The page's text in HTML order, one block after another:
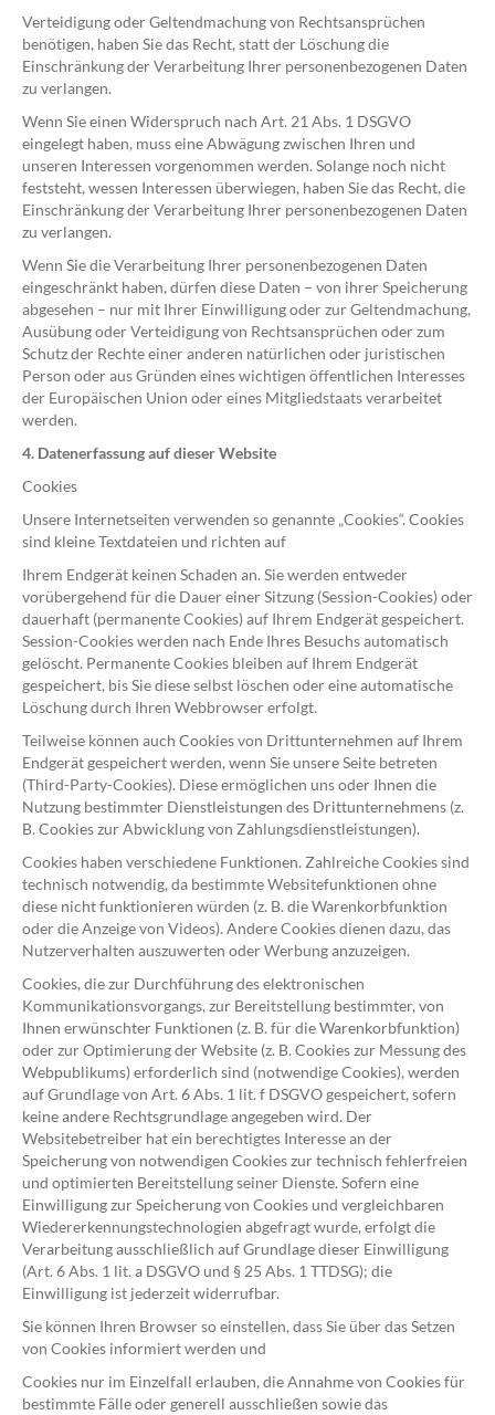
Verteidigung oder Geltendmachung von Rechtsansprüchen
benötigen, haben Sie das Recht, statt der Löschung die
Einschränkung der Verarbeitung Ihrer personenbezogenen Daten
zu verlangen.
Wenn Sie einen Widerspruch nach Art. 21 Abs. 1 DSGVO
eingelegt haben, muss eine Abwägung zwischen Ihren und
unseren Interessen vorgenommen werden. Solange noch nicht
feststeht, wessen Interessen überwiegen, haben Sie das Recht, die
Einschränkung der Verarbeitung Ihrer personenbezogenen Daten
zu verlangen.
Wenn Sie die Verarbeitung Ihrer personenbezogenen Daten
eingeschränkt haben, dürfen diese Daten – von ihrer Speicherung
abgesehen – nur mit Ihrer Einwilligung oder zur Geltendmachung,
Ausübung oder Verteidigung von Rechtsansprüchen oder zum
Schutz der Rechte einer anderen natürlichen oder juristischen
Person oder aus Gründen eines wichtigen öffentlichen Interesses
der Europäischen Union oder eines Mitgliedstaats verarbeitet
werden.
4. Datenerfassung auf dieser Website
Cookies
Unsere Internetseiten verwenden so genannte „Cookies“. Cookies
sind kleine Textdateien und richten auf
Ihrem Endgerät keinen Schaden an. Sie werden entweder
vorübergehend für die Dauer einer Sitzung (Session-Cookies) oder
dauerhaft (permanente Cookies) auf Ihrem Endgerät gespeichert.
Session-Cookies werden nach Ende Ihres Besuchs automatisch
gelöscht. Permanente Cookies bleiben auf Ihrem Endgerät
gespeichert, bis Sie diese selbst löschen oder eine automatische
Löschung durch Ihren Webbrowser erfolgt.
Teilweise können auch Cookies von Drittunternehmen auf Ihrem
Endgerät gespeichert werden, wenn Sie unsere Seite betreten
(Third-Party-Cookies). Diese ermöglichen uns oder Ihnen die
Nutzung bestimmter Dienstleistungen des Drittunternehmens (z.
B. Cookies zur Abwicklung von Zahlungsdienstleistungen).
Cookies haben verschiedene Funktionen. Zahlreiche Cookies sind
technisch notwendig, da bestimmte Websitefunktionen ohne
diese nicht funktionieren würden (z. B. die Warenkorbfunktion
oder die Anzeige von Videos). Andere Cookies dienen dazu, das
Nutzerverhalten auszuwerten oder Werbung anzuzeigen.
Cookies, die zur Durchführung des elektronischen
Kommunikationsvorgangs, zur Bereitstellung bestimmter, von
Ihnen erwünschter Funktionen (z. B. für die Warenkorbfunktion)
oder zur Optimierung der Website (z. B. Cookies zur Messung des
Webpublikums) erforderlich sind (notwendige Cookies), werden
auf Grundlage von Art. 6 Abs. 1 lit. f DSGVO gespeichert, sofern
keine andere Rechtsgrundlage angegeben wird. Der
Websitebetreiber hat ein berechtigtes Interesse an der
Speicherung von notwendigen Cookies zur technisch fehlerfreien
und optimierten Bereitstellung seiner Dienste. Sofern eine
Einwilligung zur Speicherung von Cookies und vergleichbaren
Wiedererkennungstechnologien abgefragt wurde, erfolgt die
Verarbeitung ausschließlich auf Grundlage dieser Einwilligung
(Art. 6 Abs. 1 lit. a DSGVO und § 25 Abs. 1 TTDSG); die
Einwilligung ist jederzeit widerrufbar.
Sie können Ihren Browser so einstellen, dass Sie über das Setzen
von Cookies informiert werden und
Cookies nur im Einzelfall erlauben, die Annahme von Cookies für
bestimmte Fälle oder generell ausschließen sowie das